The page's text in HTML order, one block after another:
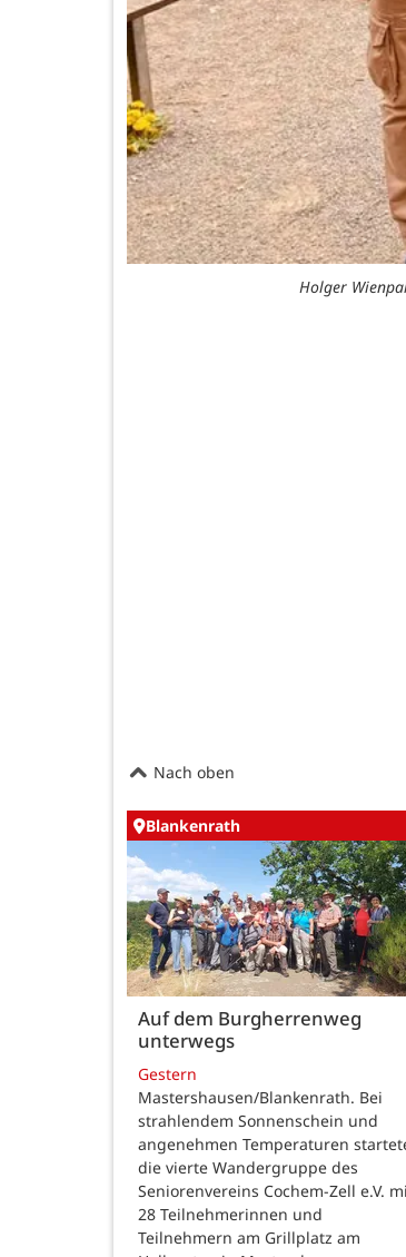
Holger
Nach oben
Blankenrath
Auf dem Burgherrenweg
unterwegs
Gestern
Mastershausen/Blankenrath. Bei
strahlendem Sonnenschein und
angenehmen Temperaturen
die vierte Wandergruppe des
Seniorenvereins Cochem-Zell e.V.
28 Teilnehmerinnen und
Teilnehmern am Grillplatz am